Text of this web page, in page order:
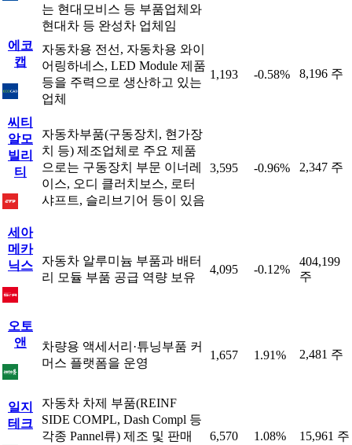
는 현대모비스 등 부품업체와
현대차 등 완성차 업체임
에코
캡
자동차용 전선, 자동차용 와이
어링하네스, LED Module 제품
등을 주력으로 생산하고 있는
업체
1,193 -0.58% 8,196 주
씨티
알모
빌리
티
자동차부품(구동장치, 현가장
치 등) 제조업체로 주요 제품
으로는 구동장치 부문 이너레
이스, 오디 클러치보스, 로터
샤프트, 슬리브기어 등이 있음
3,595 -0.96% 2,347 주
세아
메카
닉스
자동차 알루미늄 부품과 배터
리 모듈 부품 공급 역량 보유
4,095 -0.12%
404,199
주
오토
앤
차량용 액세서리·튜닝부품 커
머스 플랫폼을 운영
1,657 1.91% 2,481 주
일지
테크
자동차 차제 부품(REINF
SIDE COMPL, Dash Compl 등
각종 Pannel류) 제조 및 판매
6,570 1.08% 15,961 주